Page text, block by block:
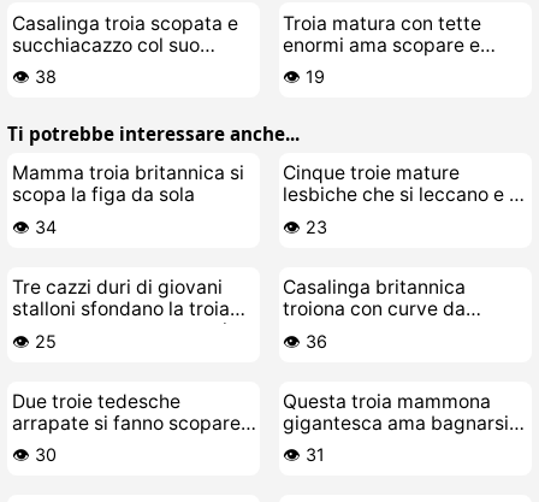
Casalinga troia scopata e
succhiacazzo col suo
amante
👁️ 38
Troia matura con tette
enormi ama scopare e
succhiare il cazzo del suo
toy-boy
👁️ 19
Ti potrebbe interessare anche...
Mamma troia britannica si
scopa la figa da sola
👁️ 34
Cinque troie mature
lesbiche che si leccano e si
scopano
👁️ 23
Tre cazzi duri di giovani
stalloni sfondano la troia
matura con tette enormi
Musa
👁️ 25
Casalinga britannica
troiona con curve da
scopare
👁️ 36
Due troie tedesche
arrapate si fanno scopare
in gangbang
👁️ 30
Questa troia mammona
gigantesca ama bagnarsi
da sola
👁️ 31